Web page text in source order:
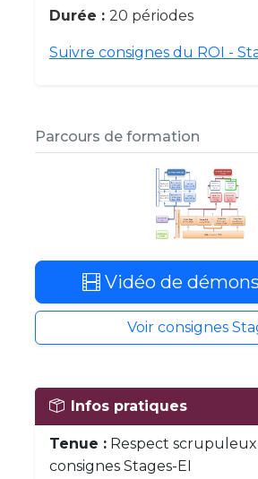
Durée : 20 périodes
Suivre consignes du ROI -
Parcours de formation
Vidéo de
Voir consignes
Infos pratiques
Tenue : Respect
consignes Stages-EI